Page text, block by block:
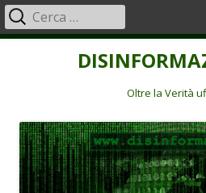
Oltre la Verità
Menu
principale
Ricerca
per: